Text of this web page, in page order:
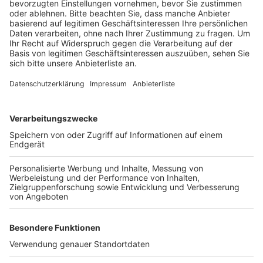
Anzeige
Das Fest haben die Maigesellschaft, der TSV Glessen,
der SC Glessen und der Pfarrgemeinderat organisiert.
Das Fest auf dem Dorfplatz Pfarrer-Tirtey-Straße
Torwandschießen. Zuvor fällt die Maigesellschaft wie
immer am ersten Samstag im Juni den Maibaum, und
zwar den nach eigenen Angaben größten Maibaum im
Umkreis.
Anzeige